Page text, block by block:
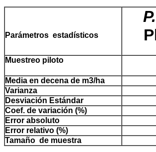
Parámetros estadísticos
Muestreo piloto
Media en decena de m3/ha
Varianza
Desviación Estándar
Coef. de variación (%)
Error absoluto
Error relativo (%)
Tamaño de muestra